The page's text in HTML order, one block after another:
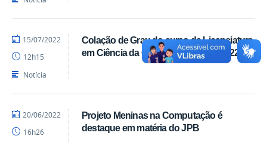
Colação de Grau do curso de Licenciatura
em Ciência da Computação (Ead) 2022.1
por
-
SEAD
publicado
15/07/2022
12h15
Notícia
Projeto Meninas na Computação é
destaque em matéria do JPB
por
-
publicado
20/06/2022
16h26